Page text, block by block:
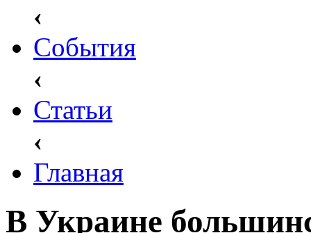
‹
События
‹
Статьи
‹
Главная
В Украине